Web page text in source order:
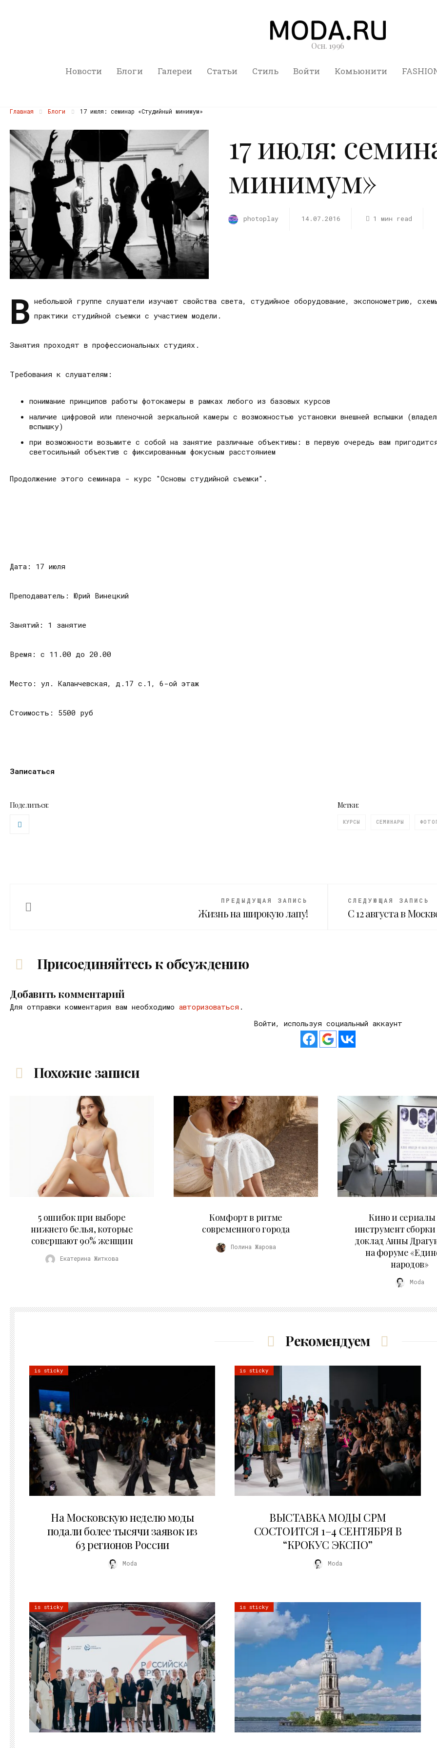
Осн. 1996
Новости Блоги Галереи Статьи Стиль Войти Комьюнити
Главная Блоги 17 июля: семинар «Студийный минимум»
17 июля:
минимум»
photoplay 14.07.2016 1 мин read
В небольшой группе слушатели изучают свойства света, студийное оборудование, экспонометрию,
практики студийной съемки с участием модели.
Занятия проходят в профессиональных студиях.
Требования к слушателям:
понимание принципов работы фотокамеры в рамках любого из базовых курсов
наличие цифровой или пленочной зеркальной камеры с возможностью установки внешней вспышки
вспышку)
при возможности возьмите с собой на занятие различные объективы: в первую очередь вам
светосильный объектив с фиксированным фокусным расстоянием
Продолжение этого семинара - курс "Основы студийной съемки".
Дата: 17 июля
Преподаватель: Юрий Винецкий
Занятий: 1 занятие
Время: с 11.00 до 20.00
Место: ул. Каланчевская, д.17 с.1, 6-ой этаж
Стоимость: 5500 руб
Записаться
Поделиться: Метки:
КУРСЫ СЕМИНАРЫ
ПРЕДЫДУЩАЯ ЗАПИСЬ
Жизнь на широкую лапу!
СЛЕДУЮЩАЯ ЗАПИСЬ
С 12 августа в
Присоединяйтесь к обсуждению
Добавить комментарий
Для отправки комментария вам необходимо авторизоваться .
Войти, используя социальный аккаунт
Похожие записи
5 ошибок при выборе
нижнего белья, которые
совершают 90% женщин
Екатерина Житкова
Комфорт в ритме
современного города
Полина Жарова
Кино и сериалы
инструмент
доклад Анны
на форуме
народов»
Moda
Рекомендуем
is sticky
На Московскую неделю моды
подали более тысячи заявок из
63 регионов России
Moda
is sticky
ВЫСТАВКА МОДЫ CPM
СОСТОИТСЯ 1–4 СЕНТЯБРЯ В
“КРОКУС ЭКСПО”
Moda
is sticky is sticky